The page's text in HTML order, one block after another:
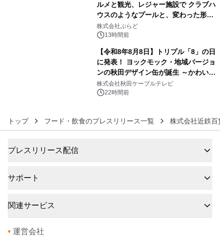
ルメと観光、レジャー施設で クラブハ
ウスのようなプールと、変わった形の
サウナも 「THE BOXY AWAJI」のお
得な素泊まり連泊プランで
株式会社ぷらど
13時間前
【令和8年8月8日】トリプル「8」の日
に発表！ ヨックモック・地域バージョ
ンの秋田デザイン缶が誕生 ～かわいい
秋田犬の子犬と秋田の四季と名所を巡
るパッケージ～ 9月1日(火)秋田県内で
株式会社秋田ケーブルテレビ
22時間前
トップ フード・飲食のプレスリリース一覧 株式会社近鉄百
プレスリリース配信
サポート
関連サービス
• 運営会社